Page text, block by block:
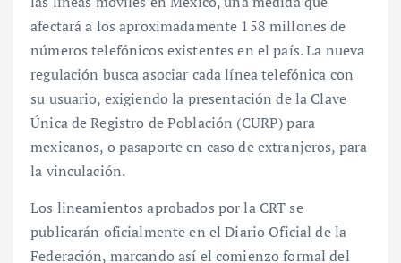
afectará a los aproximadamente 158 millones de
números telefónicos existentes en el país. La nueva
regulación busca asociar cada línea telefónica con
su usuario, exigiendo la presentación de la Clave
Única de Registro de Población (CURP) para
mexicanos, o pasaporte en caso de extranjeros, para
la vinculación.
Los lineamientos aprobados por la CRT se
publicarán oficialmente en el Diario Oficial de la
Federación, marcando así el comienzo formal del